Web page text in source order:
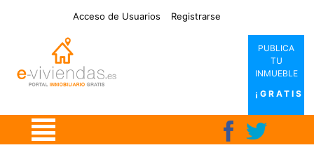
Acceso de Usuarios Registrarse
PUBLICA
TU
INMUEBLE
¡GRATIS!